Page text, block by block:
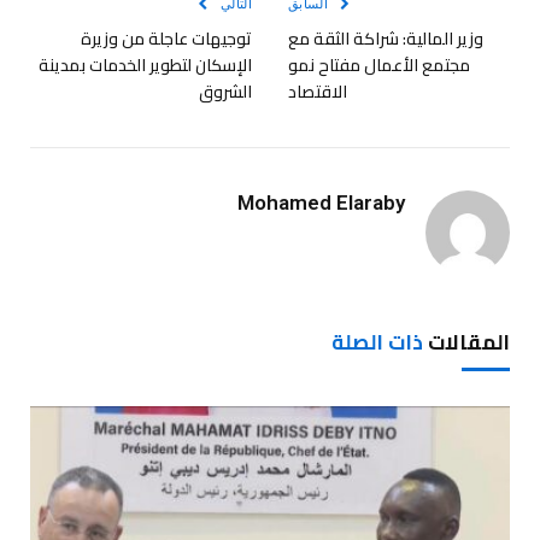
السابق
وزير المالية: شراكة الثقة مع
مجتمع الأعمال مفتاح نمو
الاقتصاد
التالي
توجيهات عاجلة من وزيرة
الإسكان لتطوير الخدمات بمدينة
الشروق
Mohamed Elaraby
المقالاتذات الصلة